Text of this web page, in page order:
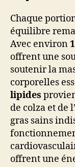
Chaque
équilibre
Avec environ
offrent une
soutenir la
corporelles
lipides
de colza et de
gras sains
offrent une